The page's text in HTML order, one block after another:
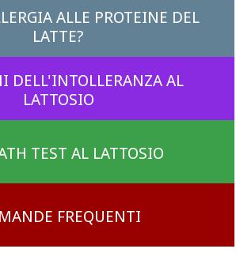
ALLE PROTEINE DEL
LATTE?
DELL'INTOLLERANZA AL
LATTOSIO
TEST AL LATTOSIO
FREQUENTI